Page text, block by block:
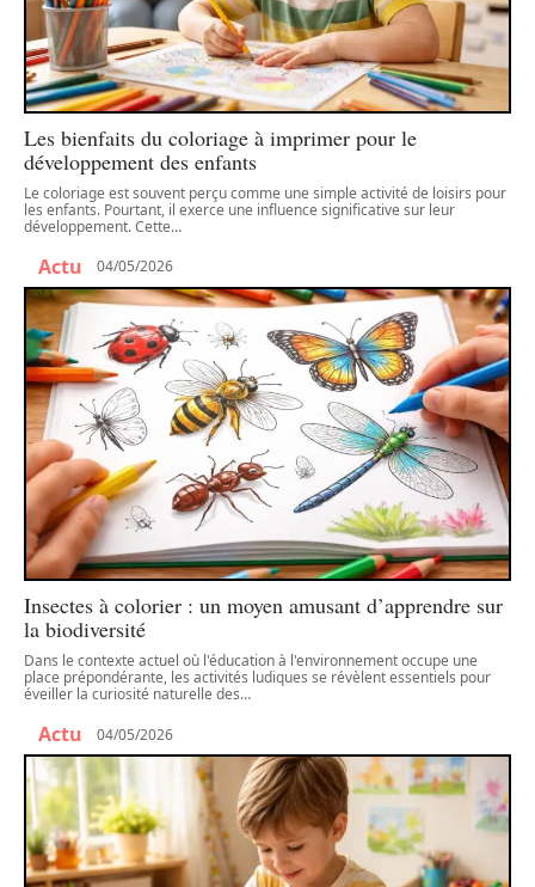
Les bienfaits du coloriage à imprimer pour le
développement des enfants
Le coloriage est souvent perçu comme une simple activité de loisirs pour
les enfants. Pourtant, il exerce une influence significative sur leur
développement. Cette…
Actu 04/05/2026
Insectes à colorier : un moyen amusant d’apprendre sur
la biodiversité
Dans le contexte actuel où l'éducation à l'environnement occupe une
place prépondérante, les activités ludiques se révèlent essentiels pour
éveiller la curiosité naturelle des…
Actu 04/05/2026